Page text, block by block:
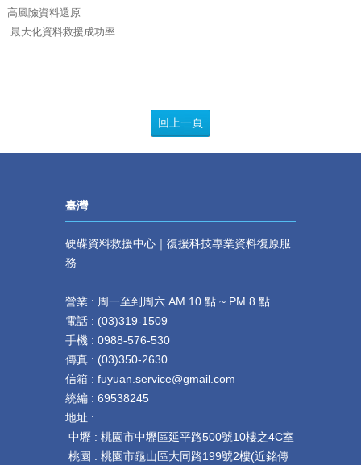
高風險資料還原
最大化資料救援成功率
回上一頁
臺灣
硬碟資料救援中心｜復援科技專業資料復原服
務
營業 : 周一至到周六 AM 10 點 ~ PM 8 點
電話 : (03)319-1509
手機 : 0988-576-530
傳真 : (03)350-2630
信箱 : fuyuan.service@gmail.com
統編 : 69538245
地址 :
中壢 : 桃園市中壢區延平路500號10樓之4C室
桃園 : 桃園市龜山區大同路199號2樓(近銘傳